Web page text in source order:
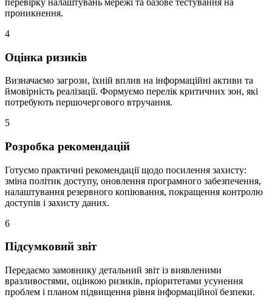
проникнення.
4
Оцінка ризиків
Визначаємо загрози, їхній вплив на інформаційні активи та
ймовірність реалізації. Формуємо перелік критичних зон, які
потребують першочергового втручання.
5
Розробка рекомендацій
Готуємо практичні рекомендації щодо посилення захисту:
зміна політик доступу, оновлення програмного забезпечення,
налаштування резервного копіювання, покращення контролю
доступів і захисту даних.
6
Підсумковий звіт
Передаємо замовнику детальний звіт із виявленими
вразливостями, оцінкою ризиків, пріоритетами усунення
проблем і планом підвищення рівня інформаційної безпеки.